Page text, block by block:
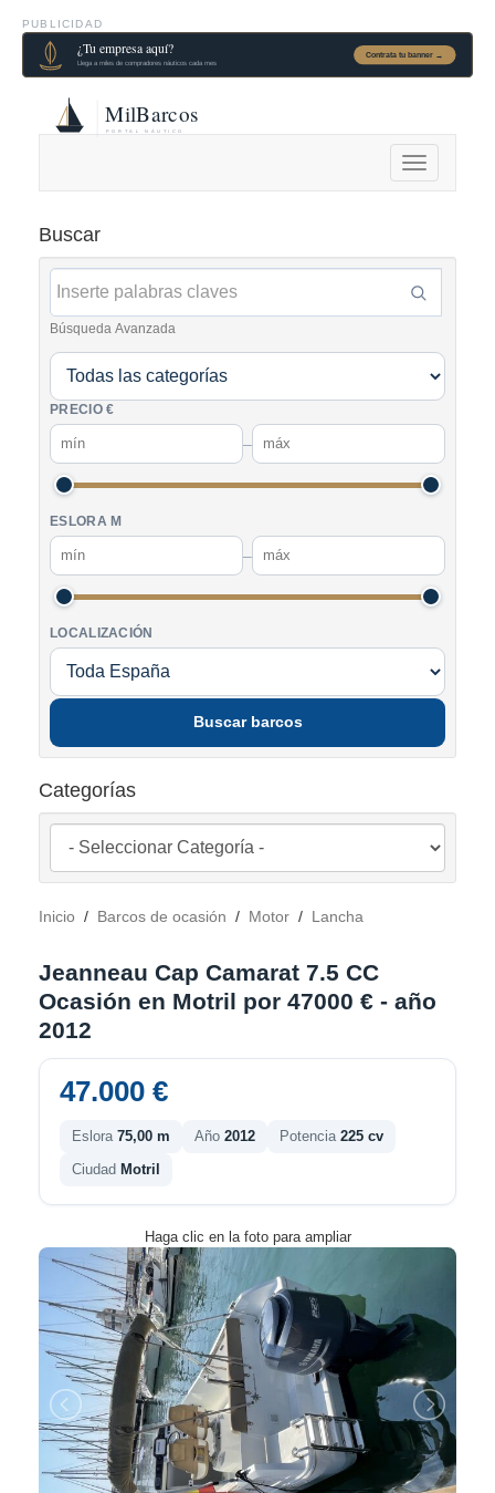
PUBLICIDAD
Alternar
navegación
Buscar
Búsqueda Avanzada
PRECIO €
–
ESLORA M
–
LOCALIZACIÓN
Buscar barcos
Categorías
Inicio / Barcos de ocasión / Motor / Lancha
Jeanneau Cap Camarat 7.5 CC
Ocasión en Motril por 47000 € - año
2012
47.000 €
Eslora 75,00 m Año 2012 Potencia 225 cv
Ciudad Motril
Haga clic en la foto para ampliar